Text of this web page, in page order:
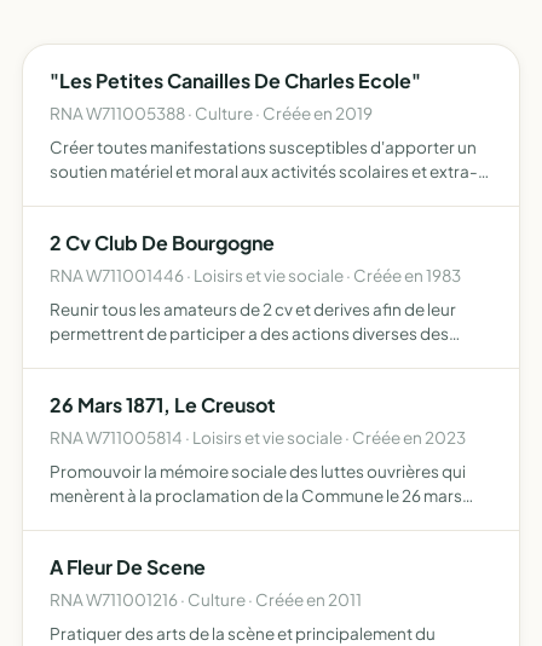
"Les Petites Canailles De Charles Ecole"
RNA W711005388 · Culture · Créée en 2019
Créer toutes manifestations susceptibles d'apporter un
soutien matériel et moral aux activités scolaires et extra-
2 Cv Club De Bourgogne
RNA W711001446 · Loisirs et vie sociale · Créée en 1983
Reunir tous les amateurs de 2 cv et derives afin de leur
permettrent de participer a des actions diverses des
26 Mars 1871, Le Creusot
RNA W711005814 · Loisirs et vie sociale · Créée en 2023
Promouvoir la mémoire sociale des luttes ouvrières qui
menèrent à la proclamation de la Commune le 26 mars
pouvoirs…
A Fleur De Scene
RNA W711001216 · Culture · Créée en 2011
Pratiquer des arts de la scène et principalement du